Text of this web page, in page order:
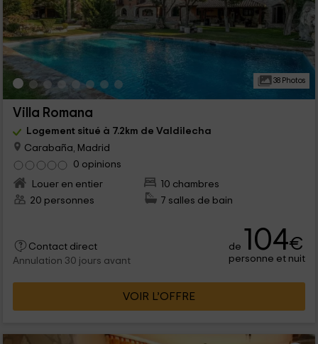
38 Photos
Villa Romana
Logement situé à 7.2km de Valdilecha
Carabaña, Madrid
0 opinions
Louer en entier
10 chambres
20 personnes
7 salles de bain
Contact direct
Annulation 30 jours avant
de 104€
personne et nuit
VOIR L’OFFRE